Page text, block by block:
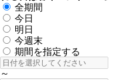
全期間
今日
明日
今週末
期間を指定する
～